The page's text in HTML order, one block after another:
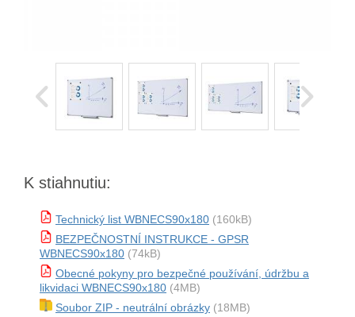
K stiahnutiu:
Technický list WBNECS90x180 (160kB)
BEZPEČNOSTNÍ INSTRUKCE - GPSR
WBNECS90x180 (74kB)
Obecné pokyny pro bezpečné používání, údržbu a
likvidaci WBNECS90x180 (4MB)
Soubor ZIP - neutrální obrázky (18MB)